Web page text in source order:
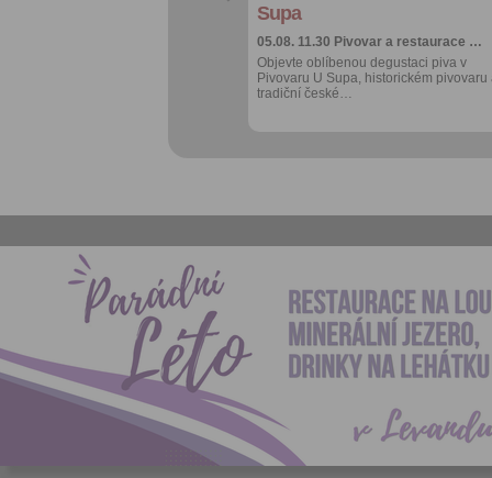
Supa
05.08. 11.30 Pivovar a restaurace …
Objevte oblíbenou degustaci piva v
Pivovaru U Supa, historickém pivovaru
tradiční české…